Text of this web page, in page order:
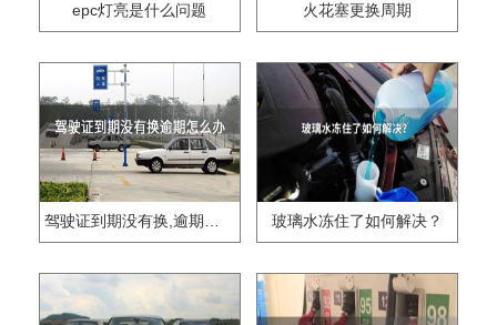
epc灯亮是什么问题 火花塞更换周期
驾驶证到期没有换,逾期怎么办?? 玻璃水冻住了如何解决？